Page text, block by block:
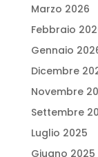
Marzo 2026
Febbraio
Gennaio
Dicembre
Novembre
Settembre
Luglio 2025
Giugno 2025